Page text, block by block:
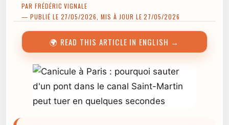
PAR FRÉDÉRIC VIGNALE
— PUBLIÉ LE 27/05/2026, MIS À JOUR LE 27/05/2026
🌍 READ THIS ARTICLE IN ENGLISH →